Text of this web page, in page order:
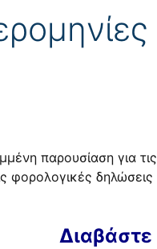
παρουσίαση για
φορολογικές